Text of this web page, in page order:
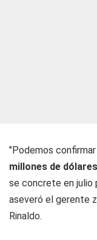
"Podemos
millones de dólares
se concrete en julio
aseveró el gerente
Rinaldo.